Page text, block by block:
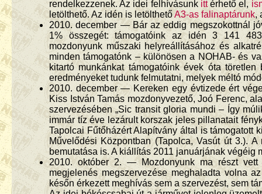
rendelkezzenek. Az idei felhívásunkittérhető el,
letölthető. Az idén is letölthetőA3-as falinaptárunk,
2010. december — Bár az eddig megszokottnál
1% összegét: támogatóink az idén 3 141
mozdonyunk műszaki helyreállításához és
minden támogatónk – különösen a NOHAB- és
kitartó munkánkat támogatóink évek óta
eredményeket tudunk felmutatni, melyek méltó
2010. december — Kereken egy évtizede ért
Kiss István Tamás mozdonyvezető, Joó Ferenc,
szervezésében „Sic transit gloria mundi – Így
immár tíz éve lezárult korszak jeles pillanatait
Tapolcai Fűtőházért Alapítvány által is támogatott
Művelődési Központban (Tapolca, Vasút út 3.).
bemutatása is. A kiállítás 2011 januárjának végéig
2010. október 2. — Mozdonyunk ma részt vett
megjelenés megszervezése meghaladta volna
későn érkezett meghívás sem a szervezést, sem